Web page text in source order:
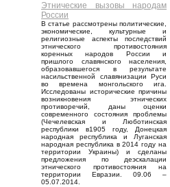
Этнические вызовы народам
России
В статье рассмотрены политические,
экономические, культурные и
религиозные аспекты последствий
этнического противостояния
коренных народов России и
пришлого славянского населения,
образовавшегося в результате
насильственной славянизации Руси
во времена монгольского ига.
Исследованы исторические причины
возникновения этнических
противоречий, даны оценки
современного состояния проблемы
(Чечелевская и Люботинская
республики в1905 году, Донецкая
народная республика и Луганская
народная республика в 2014 году на
территории Украины) и сделаны
предложения по деэскалации
этнического противостояния на
территории Евразии. 09.06 –
05.07.2014.